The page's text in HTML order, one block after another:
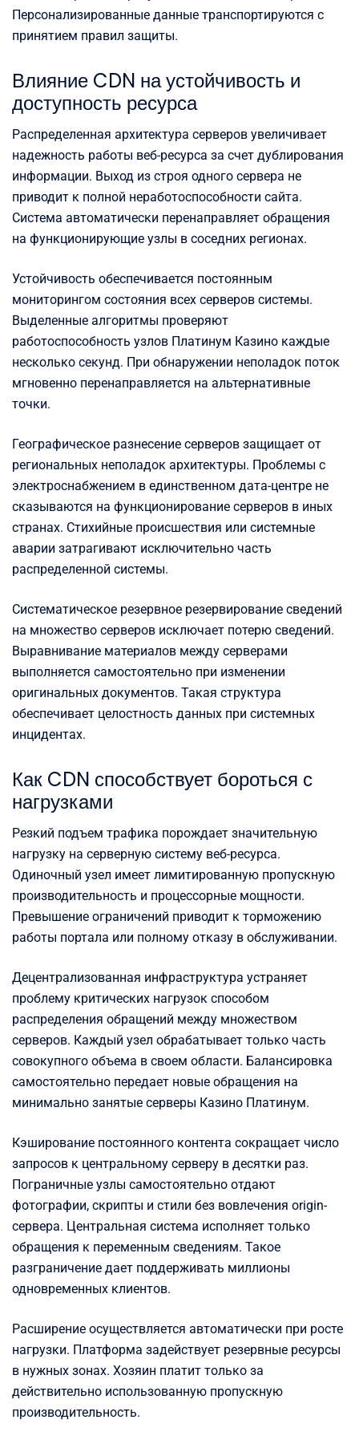
Персонализированные данные транспортируются с
принятием правил защиты.
Влияние CDN на устойчивость и
доступность ресурса
Распределенная архитектура серверов увеличивает
надежность работы веб-ресурса за счет дублирования
информации. Выход из строя одного сервера не
приводит к полной неработоспособности сайта.
Система автоматически перенаправляет обращения
на функционирующие узлы в соседних регионах.
Устойчивость обеспечивается постоянным
мониторингом состояния всех серверов системы.
Выделенные алгоритмы проверяют
работоспособность узлов Платинум Казино каждые
несколько секунд. При обнаружении неполадок поток
мгновенно перенаправляется на альтернативные
точки.
Географическое разнесение серверов защищает от
региональных неполадок архитектуры. Проблемы с
электроснабжением в единственном дата-центре не
сказываются на функционирование серверов в иных
странах. Стихийные происшествия или системные
аварии затрагивают исключительно часть
распределенной системы.
Систематическое резервное резервирование сведений
на множество серверов исключает потерю сведений.
Выравнивание материалов между серверами
выполняется самостоятельно при изменении
оригинальных документов. Такая структура
обеспечивает целостность данных при системных
инцидентах.
Как CDN способствует бороться с
нагрузками
Резкий подъем трафика порождает значительную
нагрузку на серверную систему веб-ресурса.
Одиночный узел имеет лимитированную пропускную
производительность и процессорные мощности.
Превышение ограничений приводит к торможению
работы портала или полному отказу в обслуживании.
Децентрализованная инфраструктура устраняет
проблему критических нагрузок способом
распределения обращений между множеством
серверов. Каждый узел обрабатывает только часть
совокупного объема в своем области. Балансировка
самостоятельно передает новые обращения на
минимально занятые серверы Казино Платинум.
Кэширование постоянного контента сокращает число
запросов к центральному серверу в десятки раз.
Пограничные узлы самостоятельно отдают
фотографии, скрипты и стили без вовлечения origin-
сервера. Центральная система исполняет только
обращения к переменным сведениям. Такое
разграничение дает поддерживать миллионы
одновременных клиентов.
Расширение осуществляется автоматически при росте
нагрузки. Платформа задействует резервные ресурсы
в нужных зонах. Хозяин платит только за
действительно использованную пропускную
производительность.